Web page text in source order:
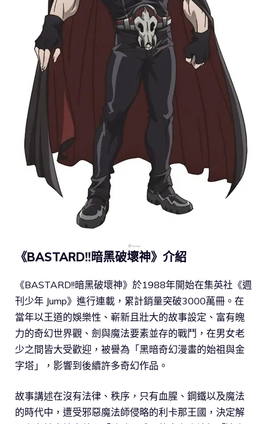
《BASTARD!!暗黑破壞神》介紹
《BASTARD!!暗黑破壞神》於1988年開始在集英社《週
刊少年 Jump》進行連載，累計銷量突破3000萬冊。在
當年以王道的娛樂性、嶄新且壯大的故事設定、富有魄
力的奇幻世界觀、劍與魔法要素並存的戰鬥，在男女老
少之間皆大受歡迎，被譽為「黑暗奇幻漫畫的始祖與金
字塔」，影響到後續許多奇幻作品。
故事講述在沒有法律、秩序，只有血腥、鋼鐵以及魔法
的時代中，遭受邪惡魔法師侵略的利卡那王國，決定解